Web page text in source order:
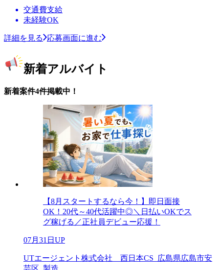
交通費支給
未経験OK
詳細を見る 応募画面に進む
新着アルバイト
新着案件4件掲載中！
【8月スタートするなら今！】即日面接
OK！20代～40代活躍中◎＼日払いOKでス
グ稼げる／正社員デビュー応援！
07月31日UP
UTエージェント株式会社 西日本CS_広島県広島市安
芸区_製造